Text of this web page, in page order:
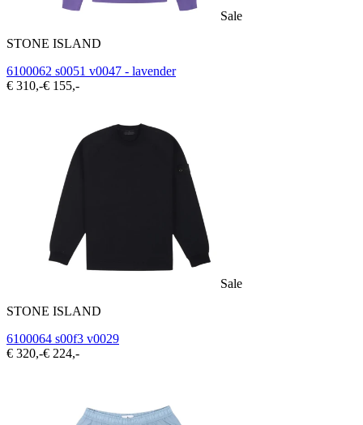
Sale
STONE ISLAND
6100062 s0051 v0047 - lavender
€ 310,-€ 155,-
Sale
STONE ISLAND
6100064 s00f3 v0029
€ 320,-€ 224,-